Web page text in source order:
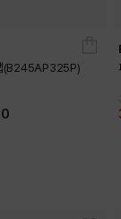
(B245AP325P)